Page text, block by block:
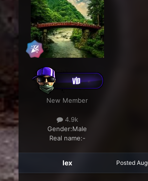
New Member
4.9k
Gender:Male
Real name:-
lex Posted